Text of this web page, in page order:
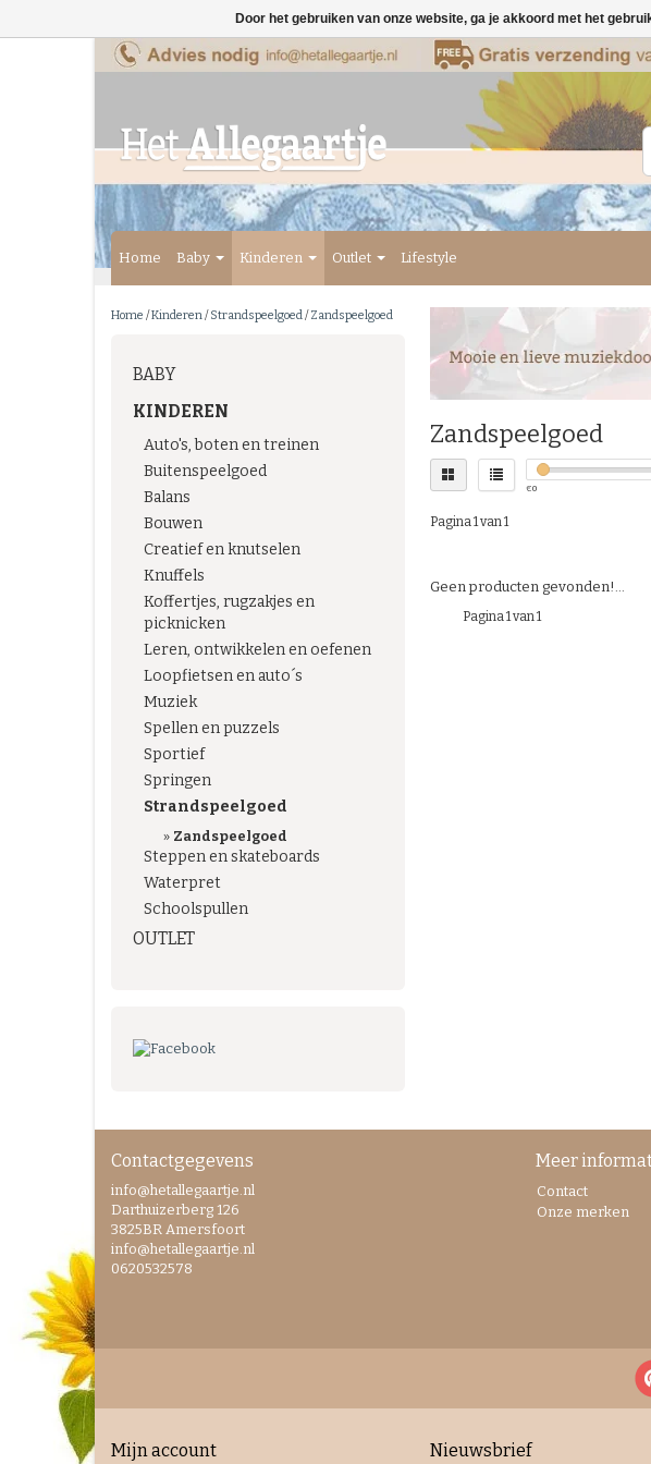
Home Baby Kinderen Outlet Lifestyle
Home /Kinderen/Strandspeelgoed/Zandspeelgoed
BABY
KINDEREN
Auto's, boten en treinen
Buitenspeelgoed
Balans
Bouwen
Creatief en knutselen
Knuffels
Koffertjes, rugzakjes en
picknicken
Leren, ontwikkelen en oefenen
Loopfietsen en auto´s
Muziek
Spellen en puzzels
Sportief
Springen
Strandspeelgoed
» Zandspeelgoed
Steppen en skateboards
Waterpret
Schoolspullen
OUTLET
Zandspeelgoed
€0
Pagina 1 van 1
Geen producten gevonden!...
Pagina 1 van 1
Contactgegevens
info@hetallegaartje.nl
Darthuizerberg 126
3825BR Amersfoort
info@hetallegaartje.nl
0620532578
Meer
Contact
Onze merken
Mijn account Nieuwsbrief
Door het gebruiken van onze website, ga je akkoord met het